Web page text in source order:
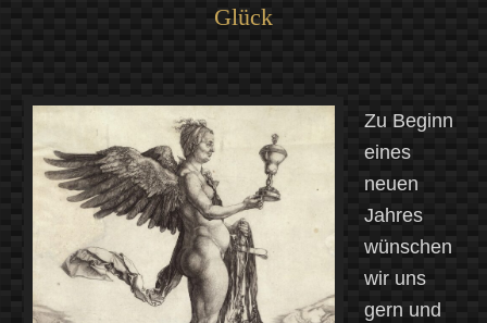
Glück
Zu Beginn
eines
neuen
Jahres
wünschen
wir uns
gern und